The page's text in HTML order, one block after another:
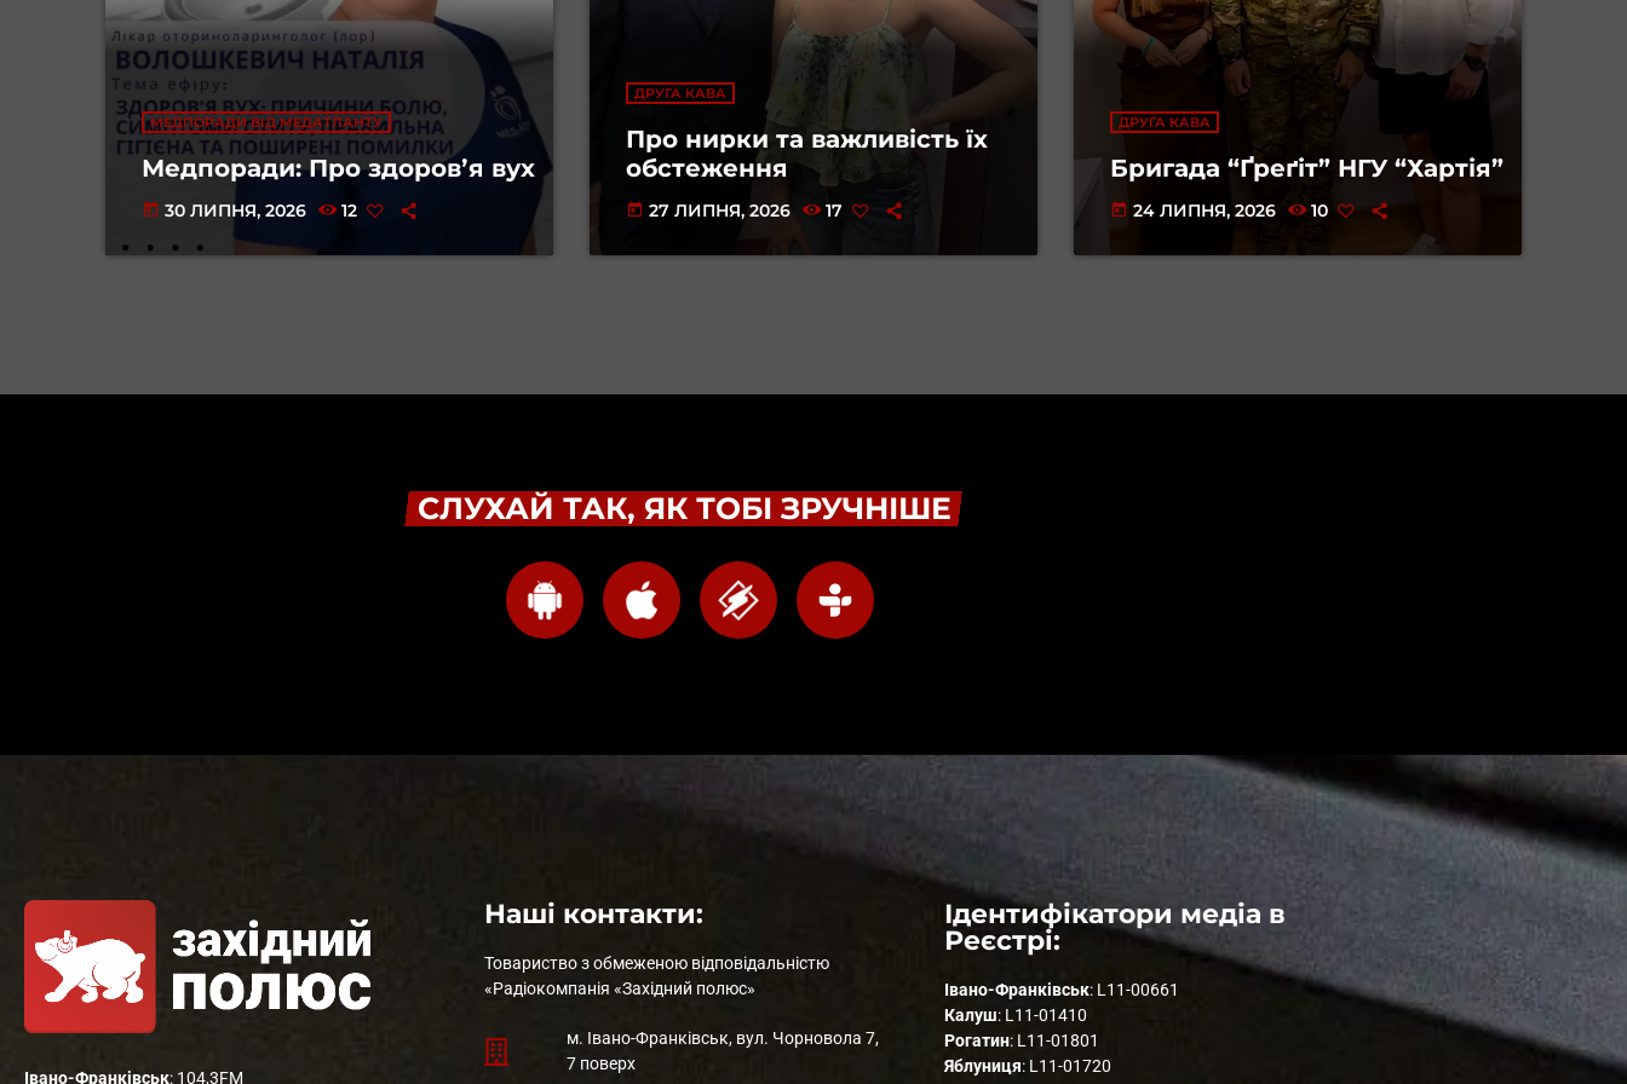
МЕДПОРАДИ ВІД МЕДАТЛАНТУ
Медпоради: Про здоровʼя вух
today 30 ЛИПНЯ, 2026 12
ДРУГА КАВА
Про нирки та важливість їх
обстеження
today 27 ЛИПНЯ, 2026 17
ДРУГА КАВА
Бригада “Ґреґіт” НГУ “Хартія”
today 24 ЛИПНЯ, 2026 10
СЛУХАЙ ТАК, ЯК ТОБІ ЗРУЧНІШЕ
Івано-Франківськ: 104,3FM
Наші контакти:
Товариство з обмеженою відповідальністю
«Радіокомпанія «Західний полюс»
м. Івано-Франківськ, вул. Чорновола 7,
7 поверх
Ідентифікатори медіа в
Реєстрі:
Івано-Франківськ: L11-00661
Калуш: L11-01410
Рогатин: L11-01801
Яблуниця: L11-01720